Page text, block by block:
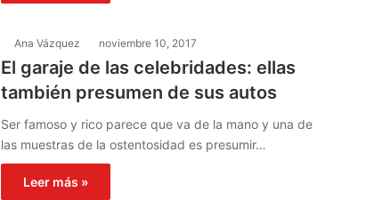
Ana Vázquez noviembre 10, 2017
El garaje de las celebridades: ellas
también presumen de sus autos
Ser famoso y rico parece que va de la mano y una de
las muestras de la ostentosidad es presumir…
Leer más »